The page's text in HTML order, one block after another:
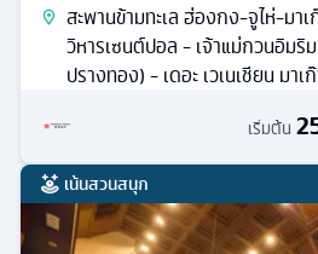
สะพานข้ามทะเล ฮ่องกง-จูไห่-มา
วิหารเซนต์ปอล - เจ้าแม่กวนอิมริ
ปรางทอง) - เดอะ เวเนเชียน มาเ
เริ่มต้น
เน้นสวนสนุก